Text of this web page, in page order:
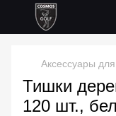
Аксессуары
Тишки
120 шт.,